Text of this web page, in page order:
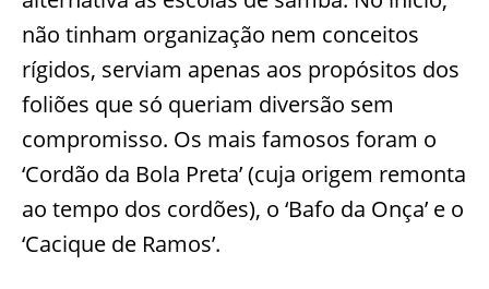
não tinham organização nem conceitos
rígidos, serviam apenas aos propósitos dos
foliões que só queriam diversão sem
compromisso. Os mais famosos foram o
‘Cordão da Bola Preta’ (cuja origem remonta
ao tempo dos cordões), o ‘Bafo da Onça’ e o
‘Cacique de Ramos’.